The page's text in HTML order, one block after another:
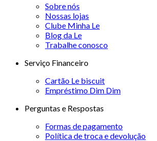
Sobre nós
Nossas lojas
Clube Minha Le
Blog da Le
Trabalhe conosco
Serviço Financeiro
Cartão Le biscuit
Empréstimo Dim Dim
Perguntas e Respostas
Formas de pagamento
Política de troca e devolução